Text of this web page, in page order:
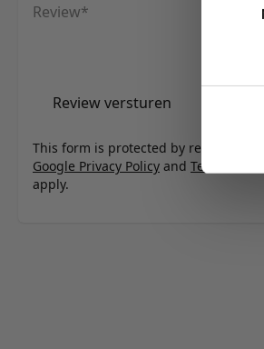
Review
Review versturen
This form is protected by reCAPTCHA -
Google Privacy Policy and Terms of
apply.